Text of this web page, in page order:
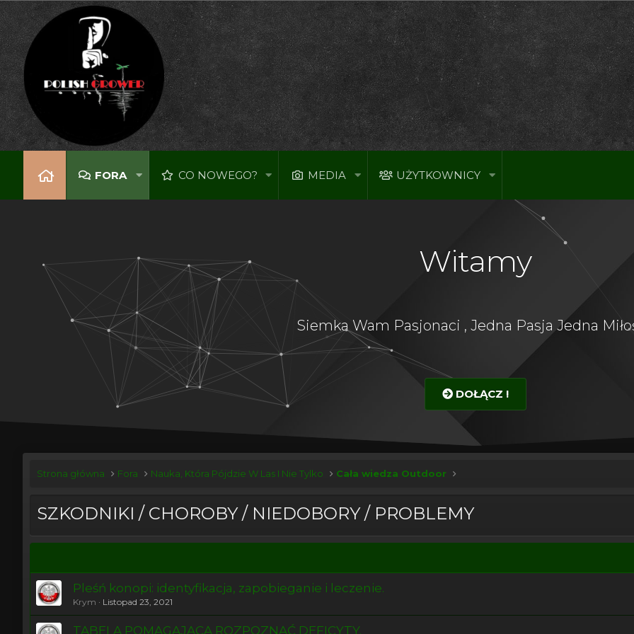
FORA CO NOWEGO? MEDIA UŻYTKOWNICY
Witamy
Siemka Wam Pasjonaci , Jedna Pasja Jedna
DOŁĄCZ !
Strona główna Fora Nauka, Która Pójdzie W Las I Nie Tylko Cała wiedza Outdoor
SZKODNIKI / CHOROBY / NIEDOBORY / PROBLEMY
Pleśń konopi: identyfikacja, zapobieganie i leczenie.
Krym Listopad 23, 2021
TABELA POMAGAJĄCA ROZPOZNAĆ DEFICYTY.